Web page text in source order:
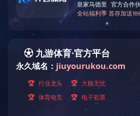
广西金融职业技术学院资产管理中
乐鱼全球最大体育平台_乐鱼(中国)